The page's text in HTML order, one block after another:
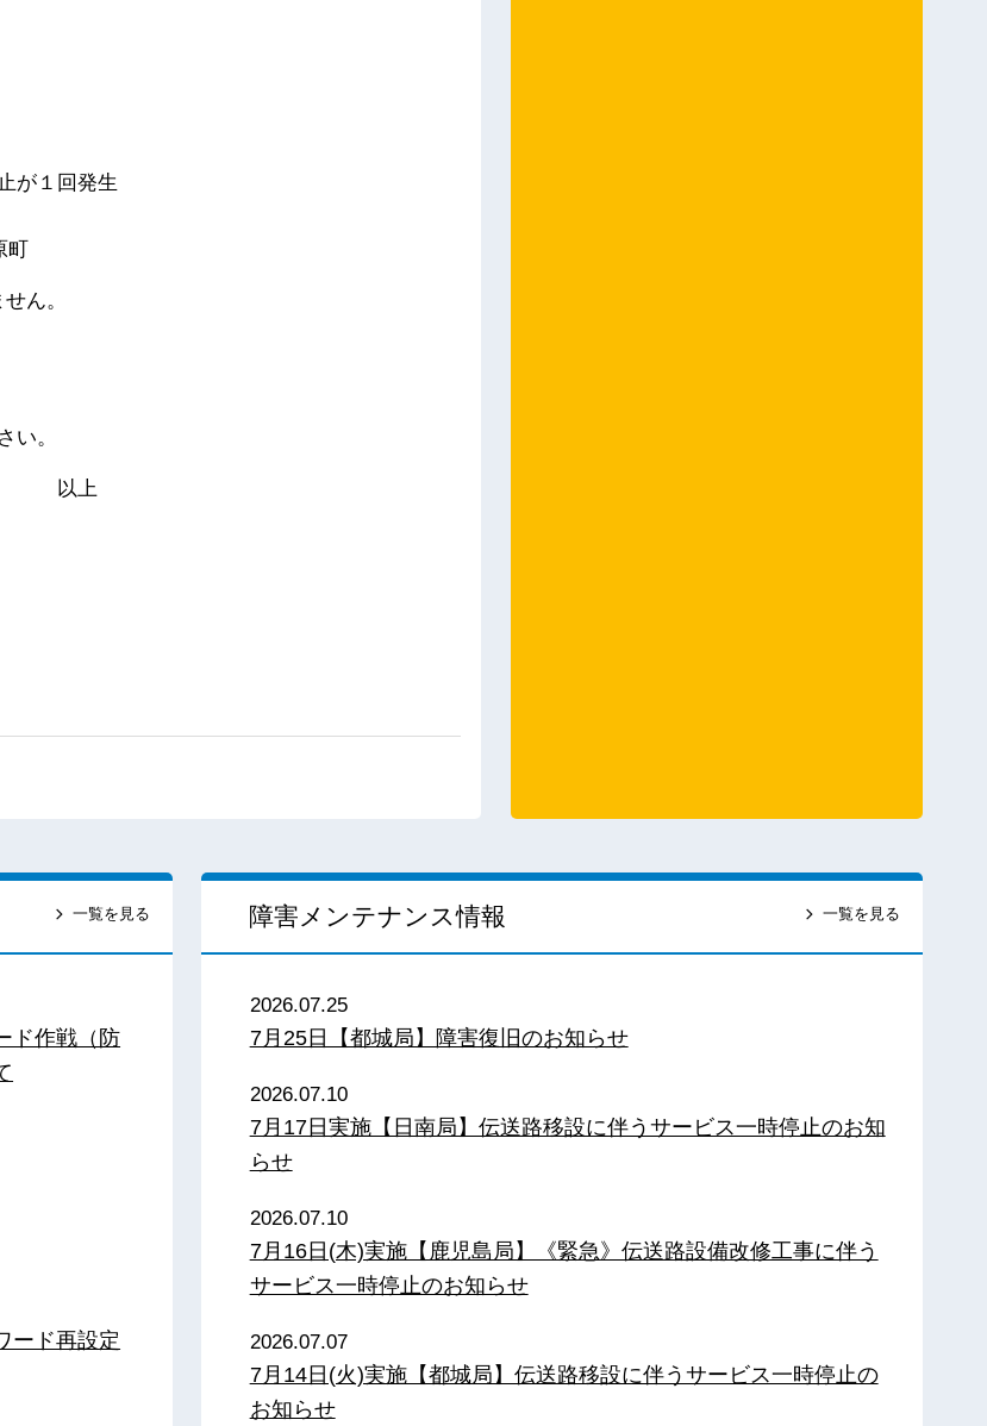
１回発生
町
ん。
い。
一覧を見る
ド作戦（防
ード再設定
障害メンテナンス情報 一覧を見る
2026.07.25
7月25日【都城局】障害復旧のお知らせ
2026.07.10
7月17日実施【日南局】伝送路移設に伴うサービス一時停止のお知
らせ
2026.07.10
7月16日(木)実施【鹿児島局】《緊急》伝送路設備改修工事に伴う
サービス一時停止のお知らせ
2026.07.07
7月14日(火)実施【都城局】伝送路移設に伴うサービス一時停止の
お知らせ